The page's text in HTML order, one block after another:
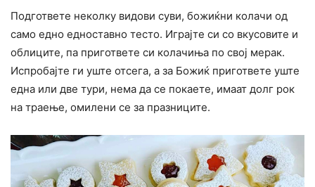
Подгответе неколку видови суви, божиќни колачи од
само едно едноставно тесто. Играјте си со вкусовите и
облиците, па пригответе си колачиња по свој мерак.
Испробајте ги уште отсега, а за Божиќ пригответе уште
една или две тури, нема да се покаете, имаат долг рок
на траење, омилени се за празниците.